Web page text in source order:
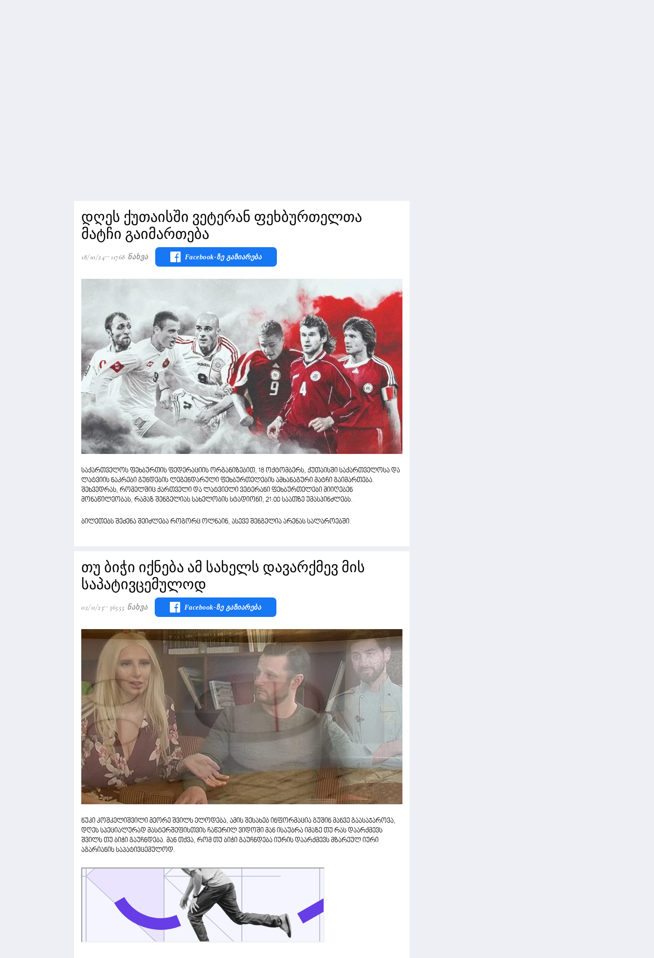
დღეს ქუთაისში ვეტერან ფეხბურთელთა
მატჩი გაიმართება
18/10/24 11768 Ნახვა Facebook-Ზე Გაზიარება
საქართველოს ფეხბურთის ფედერაციის ორგანიზებით, 18 ოქტომბერს, ქუთაისში საქართველოსა და
ლატვიის ნაკრები გუნდების ლეგენდარული ფეხბურთელების ამხანაგური მატჩი გაიმართება.
შეხვედრას, რომელშიც ქართველი და ლატვიელი ვეტერანი ფეხბურთელები მიიღებენ
მონაწილეობას, რამაზ შენგელიას სახელობის სტადიონი, 21:00 საათზე უმასპინძლებს.
ბილეთებს შეძენა შეიძლება როგორც ოლნაინ, ასევე შენგელია არენას სალაროებში.
თუ ბიჭი იქნება ამ სახელს დავარქმევ მის
საპატივცემულოდ
02/11/23 36555 Ნახვა Facebook-Ზე Გაზიარება
ნუკი კოშკელიშვილი მეორე შვილს ელოდება, ამის შესახებ ინფორმაცია გუშინ მანვე გაასაჯაროვა,
დღეს სპეციალურად მასტერშეფისთვის ჩაწერილ ვიდოში მან ისაუბრა იმაზე თუ რას დაარქმევს
შვილს თუ ბიჭი გაუჩნდება. მან თქვა, რომ თუ ბიჭი გაუჩნდება იურის დაარქმევს მზარეულ იური
აგარიანის საპატივცემულოდ.